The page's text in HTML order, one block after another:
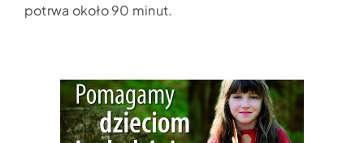
potrwa około 90 minut.